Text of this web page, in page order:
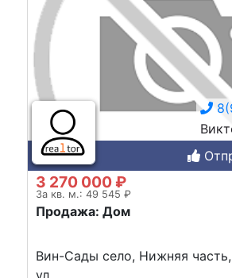
3 270 000 ₽
За кв. м.: 49 545 ₽
Продажа: Дом
Вин-Сады село, Нижняя
ул.